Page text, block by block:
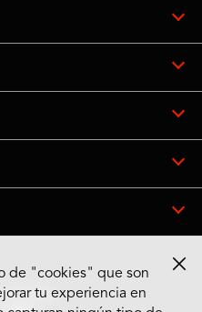
Redes
de "cookies" que son
tu experiencia en